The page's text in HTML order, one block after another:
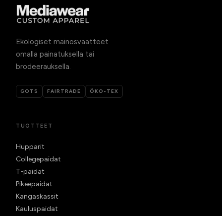
Ekologiset mainosvaatteet
omalla painatuksella tai
brodeerauksella.
GOTS FAIRTRADE ÖKO-TEX
TUOTTEET
Hupparit
Collegepaidat
T-paidat
Pikeepaidat
Kangaskassit
Kauluspaidat